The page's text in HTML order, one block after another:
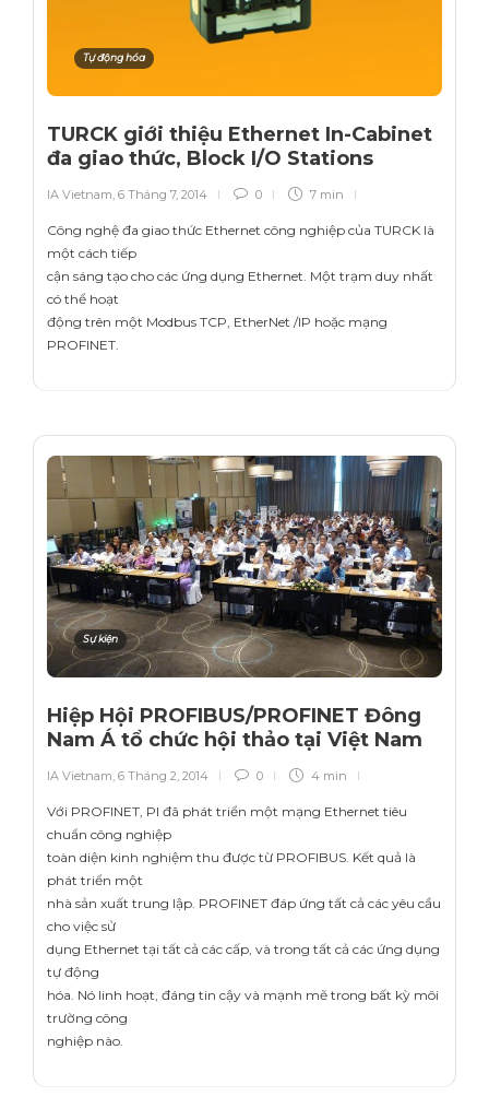
Tự động hóa
TURCK giới thiệu Ethernet In-Cabinet
đa giao thức, Block I/O Stations
IA Vietnam, 6 Tháng 7, 2014 0 7 min
Công nghệ đa giao thức Ethernet công nghiệp của TURCK là
một cách tiếp
cận sáng tạo cho các ứng dụng Ethernet. Một trạm duy nhất
có thể hoạt
động trên một Modbus TCP, EtherNet /IP hoặc mạng
PROFINET.
Sự kiện
Hiệp Hội PROFIBUS/PROFINET Đông
Nam Á tổ chức hội thảo tại Việt Nam
IA Vietnam 6 Tháng 2, 2014 0 4 min
Với PROFINET, PI đã phát triển một mạng Ethernet tiêu
chuẩn công nghiệp
toàn diện kinh nghiệm thu được từ PROFIBUS. Kết quả là
phát triển một
nhà sản xuất trung lập. PROFINET đáp ứng tất cả các yêu cầu
cho việc sử
dụng Ethernet tại tất cả các cấp, và trong tất cả các ứng dụng
tự động
hóa. Nó linh hoạt, đáng tin cậy và mạnh mẽ trong bất kỳ môi
trường công
nghiệp nào.